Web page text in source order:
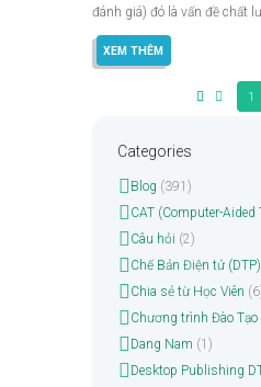
đánh giá) đó là vấn đề chất
XEM THÊM
1
Categories
Blog (391)
CAT (Computer-
Câu hỏi (2)
Chế Bản Điện tử (DTP)
Chia sẻ từ Học Viên
Chương trình Đào Tạo
Dang Nam (1)
Desktop Publishing